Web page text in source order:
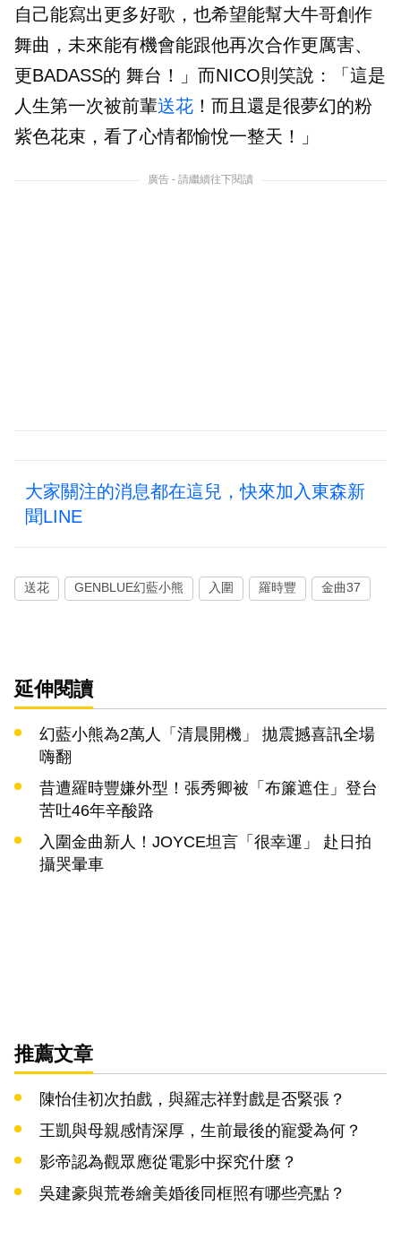
自己能寫出更多好歌，也希望能幫大牛哥創作
舞曲，未來能有機會能跟他再次合作更厲害、
更BADASS的 舞台！」而NICO則笑說：「這是
人生第一次被前輩送花 ！而且還是很夢幻的粉
紫色花束，看了心情都愉悅一整天！」
廣告 - 請繼續往下閱讀
大家關注的消息都在這兒，快來加入東森新
聞LINE
送花 GENBLUE幻藍小熊 入圍 羅時豐 金曲37
延伸閱讀
幻藍小熊為2萬人「清晨開機」 拋震撼喜訊全場
嗨翻
昔遭羅時豐嫌外型！張秀卿被「布簾遮住」登台
苦吐46年辛酸路
入圍金曲新人！JOYCE坦言「很幸運」 赴日拍
攝哭暈車
推薦文章
陳怡佳初次拍戲，與羅志祥對戲是否緊張？
王凱與母親感情深厚，生前最後的寵愛為何？
影帝認為觀眾應從電影中探究什麼？
吳建豪與荒卷繪美婚後同框照有哪些亮點？